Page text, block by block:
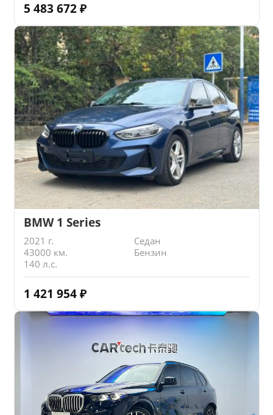
5 483 672 ₽
BMW 1 Series
2021 г.
Седан
43000 км.
Бензин
140 л.с.
1 421 954 ₽